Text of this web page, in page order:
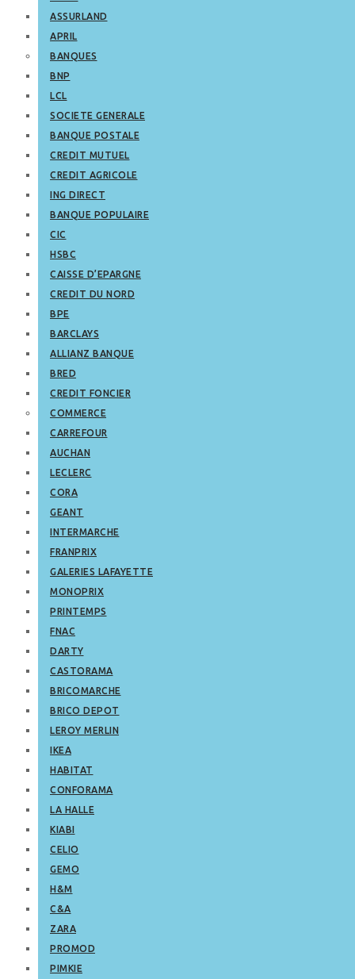
ASSURLAND
APRIL
BANQUES
BNP
LCL
SOCIETE GENERALE
BANQUE POSTALE
CREDIT MUTUEL
CREDIT AGRICOLE
ING DIRECT
BANQUE POPULAIRE
CIC
HSBC
CAISSE D’EPARGNE
CREDIT DU NORD
BPE
BARCLAYS
ALLIANZ BANQUE
BRED
CREDIT FONCIER
COMMERCE
CARREFOUR
AUCHAN
LECLERC
CORA
GEANT
INTERMARCHE
FRANPRIX
GALERIES LAFAYETTE
MONOPRIX
PRINTEMPS
FNAC
DARTY
CASTORAMA
BRICOMARCHE
BRICO DEPOT
LEROY MERLIN
IKEA
HABITAT
CONFORAMA
LA HALLE
KIABI
CELIO
GEMO
H&M
C&A
ZARA
PROMOD
PIMKIE